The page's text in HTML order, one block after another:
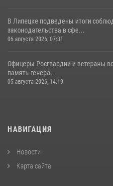
В Липецке подведены итоги
законодательства в сфе...
06 августа 2026, 07:31
Офицеры Росгвардии и ветераны
память генера...
05 августа 2026, 14:19
НАВИГАЦИЯ
Новости
Карта сайта